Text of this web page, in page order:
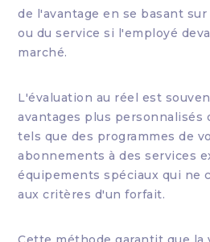
de l'avantage en se basant
ou du service si l'employé
marché.
L'évaluation au réel est
avantages plus personnalisés
tels que des programmes de
abonnements à des services
équipements spéciaux qui ne
aux critères d'un forfait.